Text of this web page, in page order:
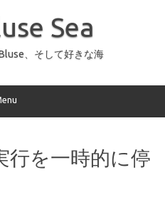
Sea
、そして好きな海
行を一時的に停